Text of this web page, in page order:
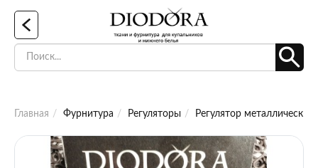
Главная Фурнитура Регуляторы Регулятор